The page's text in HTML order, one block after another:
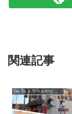
関連記事
Go To トラベルやどうみん割利用して